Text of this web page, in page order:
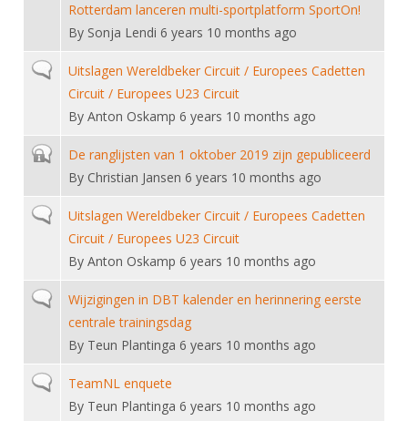
Rotterdam lanceren multi-sportplatform SportOn!
By Sonja Lendi 6 years 10 months ago
Normal topicUitslagen Wereldbeker Circuit / Europees Cadetten
Circuit / Europees U23 Circuit
By Anton Oskamp 6 years 10 months ago
Closed topicDe ranglijsten van 1 oktober 2019 zijn gepubliceerd
By Christian Jansen 6 years 10 months ago
Normal topicUitslagen Wereldbeker Circuit / Europees Cadetten
Circuit / Europees U23 Circuit
By Anton Oskamp 6 years 10 months ago
Normal topicWijzigingen in DBT kalender en herinnering eerste
centrale trainingsdag
By Teun Plantinga 6 years 10 months ago
Normal topicTeamNL enquete
By Teun Plantinga 6 years 10 months ago